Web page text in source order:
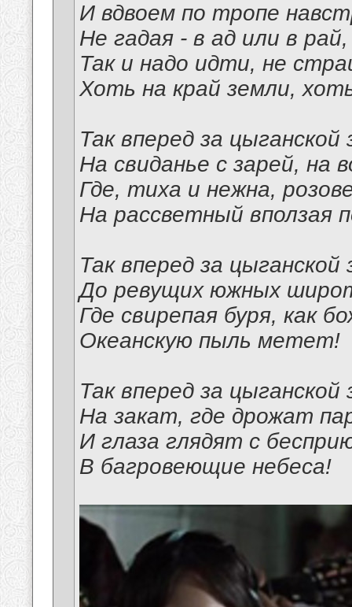
И вдвоем по тропе
Не гадая - в ад или в рай,
Так и надо идти, не
Хоть на край земли,
Так вперед за цыганской
На свиданье с зарей, на
Где, тиха и нежна,
На рассветный вползая
Так вперед за цыганской
До ревущих южных
Где свирепая буря, как
Океанскую пыль метет!
Так вперед за цыганской
На закат, где дрожат
И глаза глядят с
В багровеющие небеса!